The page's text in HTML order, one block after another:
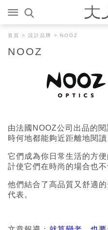
首頁 > 設計品牌 > NOOZ
NOOZ
由法國NOOZ公司出品的
時何地都能夠近距離地閱讀
它們成為你日常生活的方
計使它們在時尚的場合也不
他們結合了高品質又舒適
代表。